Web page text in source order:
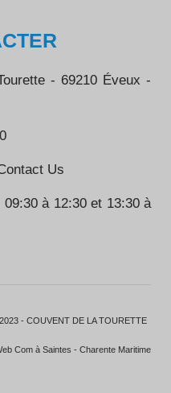
- 69210 Éveux -
Us
09:30 à 12:30 et 13:30 à
- COUVENT DE LA TOURETTE
Com à Saintes - Charente Maritime